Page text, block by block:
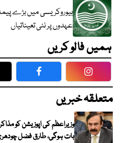
بیوروکریسی میں بڑے
عہدوں پر نئی تعیناتیاں
ہمیں فالو کریں
Facebook
متعلقہ خبریں
وزیراعظم کی اپوزیشن کو
بات ہوگی، طارق فضل